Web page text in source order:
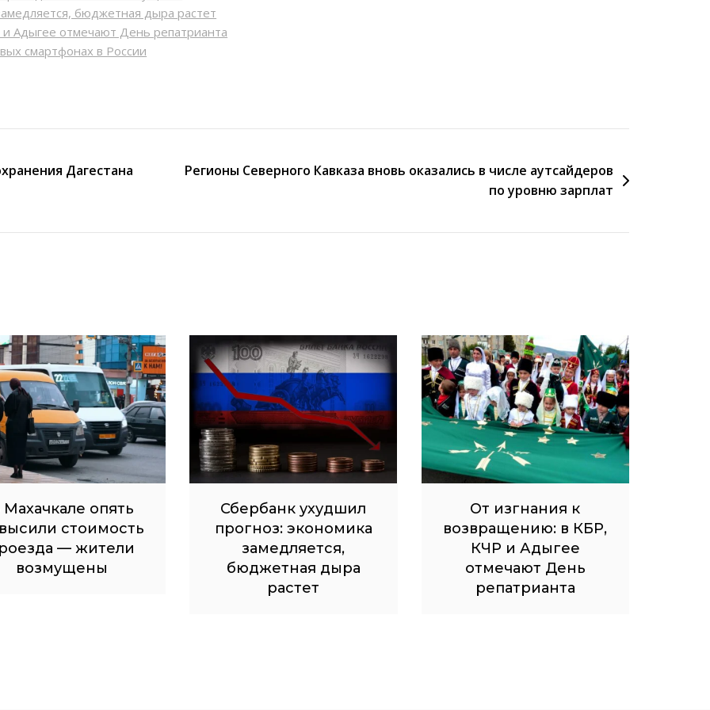
бюджетная дыра растет
Адыгее отмечают День репатрианта
смартфонах в России
Дагестана
Регионы Северного Кавказа вновь оказались в числе аутсайдеров
по уровню зарплат
Махачкале опять
стоимость
— жители
возмущены
Сбербанк ухудшил
прогноз: экономика
замедляется,
бюджетная дыра
растет
От изгнания к
возвращению: в КБР,
КЧР и Адыгее
отмечают День
репатрианта